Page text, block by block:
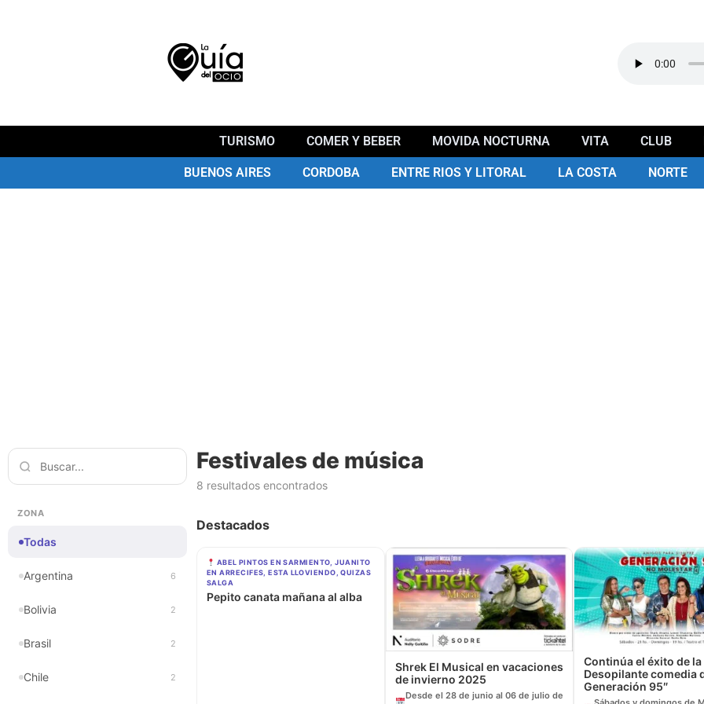
TURISMO COMER Y BEBER MOVIDA NOCTURNA VITA CLUB
BUENOS AIRES CORDOBA ENTRE RIOS Y LITORAL LA COSTA NORTE
ZONA
Todas
Argentina 6
Bolivia 2
Brasil 2
Chile 2
Festivales de música
8 resultados encontrados
Destacados
ABEL PINTOS EN SARMIENTO, JUANITO
EN ARRECIFES, ESTA LLOVIENDO, QUIZAS
SALGA
Pepito canata mañana al alba
Shrek El Musical en vacaciones
de invierno 2025
Desde el 28 de junio al 06 de julio de
Continúa el éxito de la
Desopilante comedia
Generación 95″